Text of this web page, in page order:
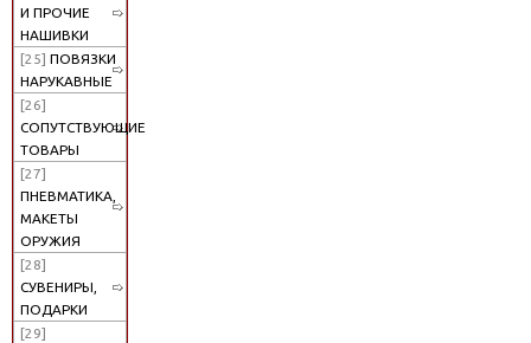
И ПРОЧИЕ
НАШИВКИ
[25] ПОВЯЗКИ
НАРУКАВНЫЕ
[26]
СОПУТСТВУЮЩИЕ
ТОВАРЫ
[27]
ПНЕВМАТИКА,
МАКЕТЫ
ОРУЖИЯ
[28]
СУВЕНИРЫ,
ПОДАРКИ
[29]